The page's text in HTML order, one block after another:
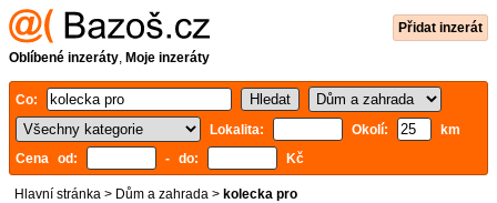
Přidat inzerát
Oblíbené inzeráty, Moje inzeráty
Co:
Lokalita:
Okolí:
km
Cena od:
- do: Kč
Hlavní stránka > Dům a zahrada > kolecka pro